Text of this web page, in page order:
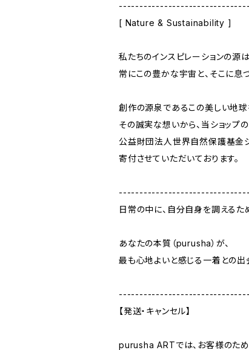
[ Nature & Sustainability ]
私たちのインスピレーションの源は
常にこの豊かな宇宙と、そこに息
創作の源泉であるこの美しい地球
その誠実な想いから、当ショップ
公益財団法人世界自然保護基金
寄付させていただいております。
日常の中に、自分自身を調えるため
あなたの本質（purusha）が、
最も心地よいと感じる一着との
【発送・キャンセル】
purusha ARTでは、お客様のため